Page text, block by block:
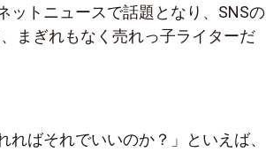
ットニュースで話題となり、SNSの
まぎれもなく売れっ子ライターだ
ばそれでいいのか？」といえば、